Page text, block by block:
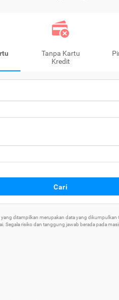
Tanpa Kartu
Kredit
Cari
yang ditampilkan merupakan data yang
Segala risiko dan tanggung jawab berada pada